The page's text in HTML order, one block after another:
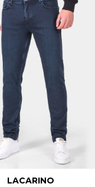
LACARINO